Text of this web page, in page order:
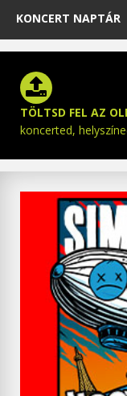
KONCERT NAPTÁR
TÖLTSD FEL AZ
koncerted,